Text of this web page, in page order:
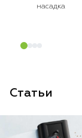
насадка
Статьи